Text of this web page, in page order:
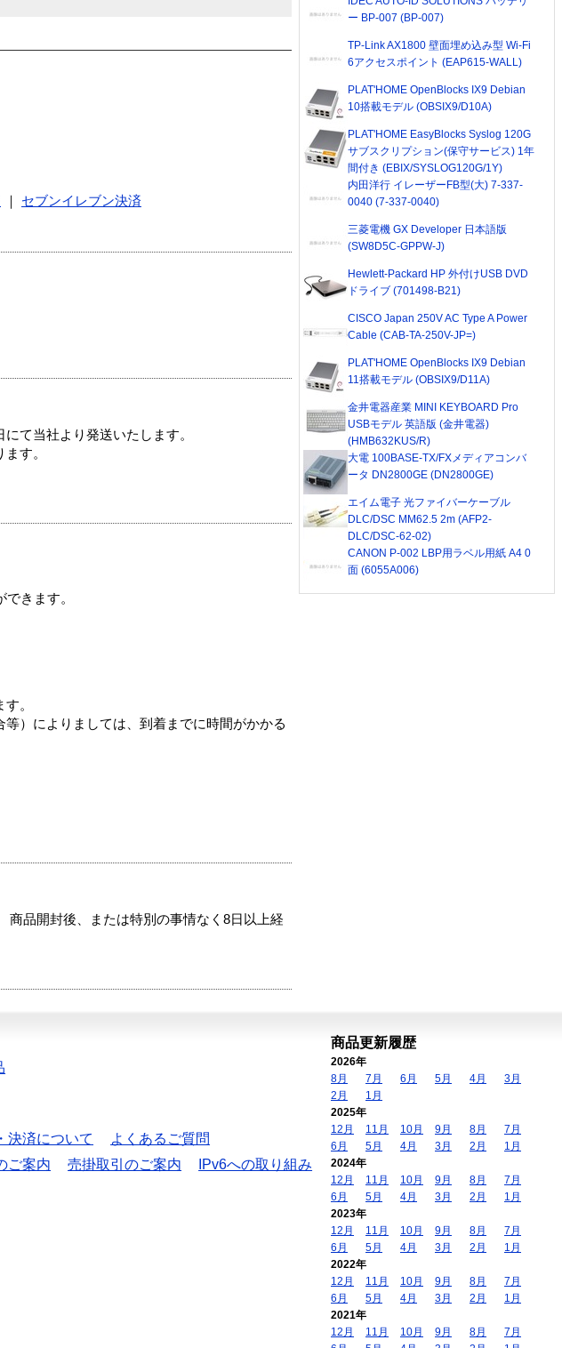
セブンイレブン決済
て当社より発送いたします。
す。
きます。
。
）によりましては、到着までに時間がかかる
商品開封後、または特別の事情なく8日以上経
ー BP-007 (BP-007)
TP-Link AX1800 壁面埋め込み型 Wi-Fi
6アクセスポイント (EAP615-WALL)
PLAT'HOME OpenBlocks IX9 Debian
10搭載モデル (OBSIX9/D10A)
PLAT'HOME EasyBlocks Syslog 120G
サブスクリプション(保守サービス) 1年
間付き (EBIX/SYSLOG120G/1Y)
内田洋行 イレーザーFB型(大) 7-337-
0040 (7-337-0040)
三菱電機 GX Developer 日本語版
(SW8D5C-GPPW-J)
Hewlett-Packard HP 外付けUSB DVD
ドライブ (701498-B21)
CISCO Japan 250V AC Type A Power
Cable (CAB-TA-250V-JP=)
PLAT'HOME OpenBlocks IX9 Debian
11搭載モデル (OBSIX9/D11A)
金井電器産業 MINI KEYBOARD Pro
USBモデル 英語版 (金井電器)
(HMB632KUS/R)
大電 100BASE-TX/FXメディアコンバ
ータ DN2800GE (DN2800GE)
エイム電子 光ファイバーケーブル
DLC/DSC MM62.5 2m (AFP2-
DLC/DSC-62-02)
CANON P-002 LBP用ラベル用紙 A4 0
面 (6055A006)
決済について
よくあるご質問
ご案内 売掛取引のご案内
IPv6への取り組み
商品更新履歴
2026年
8月
7月 6月 5月 4月
3月
2月
1月
2025年
12月
11月 10月 9月 8月
7月
6月
5月 4月 3月 2月
1月
2024年
12月
11月 10月 9月 8月
7月
6月
5月 4月 3月 2月
1月
2023年
12月
11月 10月 9月 8月
7月
6月
5月 4月 3月 2月
1月
2022年
12月
11月 10月 9月 8月
7月
6月
5月 4月 3月 2月
1月
2021年
12月
11月 10月 9月 8月
7月